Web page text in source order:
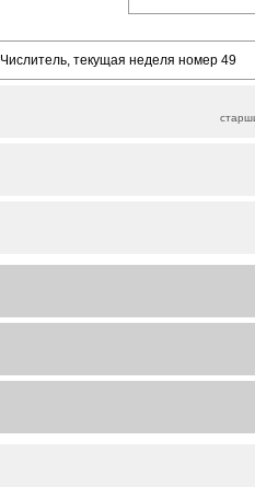
Числитель, текущая неделя номер 49